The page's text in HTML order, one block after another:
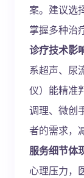
案。建议选
掌握多种治
诊疗技术影
系超声、尿
仪）能精准
调理、微创
者的需求，
服务细节体
心理压力，